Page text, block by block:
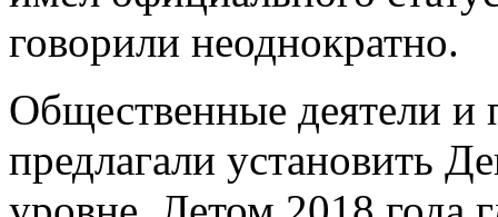
говорили неоднократно.
Общественные деятели и
предлагали установить